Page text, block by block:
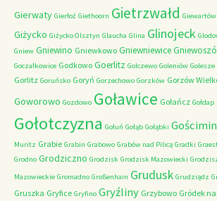
Gierwaty Gierłoż Giethoorn Gietrzwałd Giewartów
Giżycko Giżycko Olsztyn Glaucha Glina Glinojeck
Gniew Gniewino Gniewkowo Gniewniewice
Goczałkowice Godkowo Goerlitz Golczewo Goleniów Golesze
Gorlitz Goruńsko Goryń Gorzechowo Gorzków Gorzów
Goworowo Gozdowo Goławice Gołańcz Gołdap
Gołotczyzna Gołuń Gołąb Gołąbki Gościmin
Muritz Grabie Grabin Grabowo Grabów nad Pilicą Gradki
Grodno Grodziczno Grodzisk Grodzisk Mazowiecki
Mazowieckie Gromadno Großenhain Grudusk Grudziądz
Gruszka Gryfice Gryfino Gryźliny Grzybowo Gródek